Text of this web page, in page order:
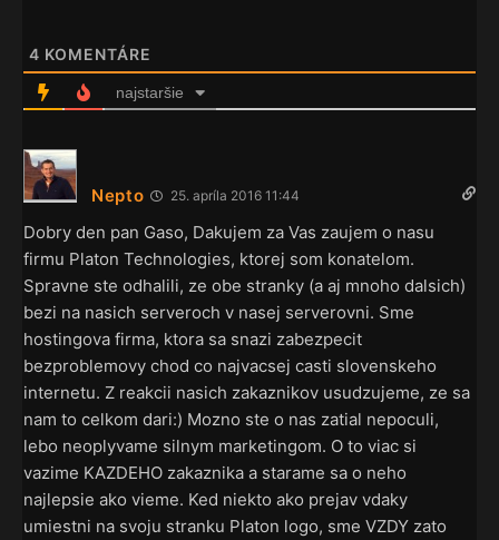
4 KOMENTÁRE
najstaršie
Nepto 25. apríla 2016 11:44
Dobry den pan Gaso, Dakujem za Vas zaujem o nasu
firmu Platon Technologies, ktorej som konatelom.
Spravne ste odhalili, ze obe stranky (a aj mnoho dalsich)
bezi na nasich serveroch v nasej serverovni. Sme
hostingova firma, ktora sa snazi zabezpecit
bezproblemovy chod co najvacsej casti slovenskeho
internetu. Z reakcii nasich zakaznikov usudzujeme, ze sa
nam to celkom dari:) Mozno ste o nas zatial nepoculi,
lebo neoplyvame silnym marketingom. O to viac si
vazime KAZDEHO zakaznika a starame sa o neho
najlepsie ako vieme. Ked niekto ako prejav vdaky
umiestni na svoju stranku Platon logo, sme VZDY zato